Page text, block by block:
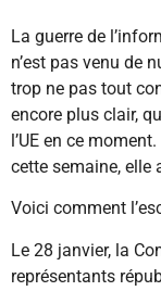
La guerre de
n’est pas venu de
trop ne pas tout
encore plus clair,
l’UE en ce
cette semaine, elle
Voici comment
Le 28 janvier, la
représentants